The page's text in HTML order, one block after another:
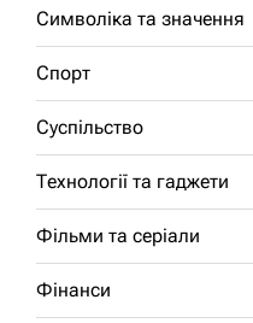
Символіка та значення
Спорт
Суспільство
Технології та гаджети
Фільми та серіали
Фінанси